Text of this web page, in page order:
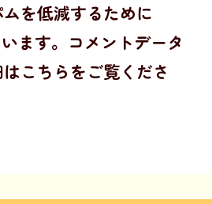
を低減するために
ます。 コメントデータ
こちらをご覧くださ